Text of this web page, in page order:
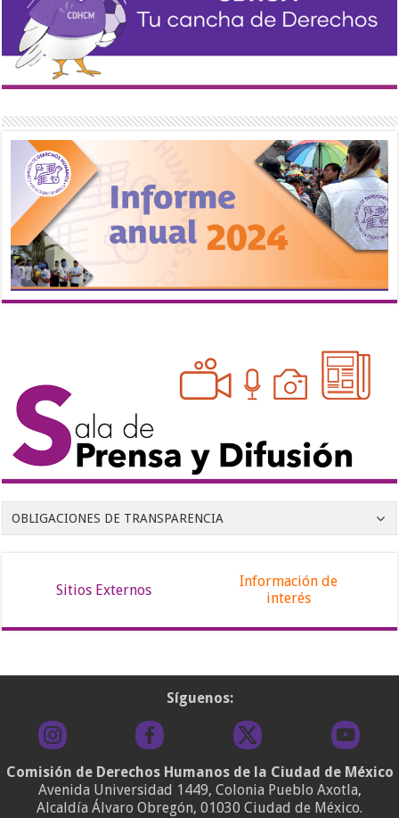
OBLIGACIONES DE TRANSPARENCIA
Sitios Externos
Información de
interés
Síguenos:
Comisión de Derechos Humanos de la Ciudad de México
Avenida Universidad 1449, Colonia Pueblo Axotla,
Alcaldía Álvaro Obregón, 01030 Ciudad de México.